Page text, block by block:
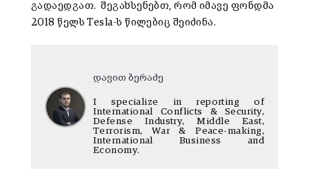
გადაედგათ. შეგახსენებთ, რომ იმავე ფონდმა
2018 წელს Tesla-ს წილებიც შეიძინა.
დავით ბერაძე
I specialize in reporting of
International Conflicts & Security,
Defense Industry, Middle East,
Terrorism, War & Peace-making,
International Business and
Economy.